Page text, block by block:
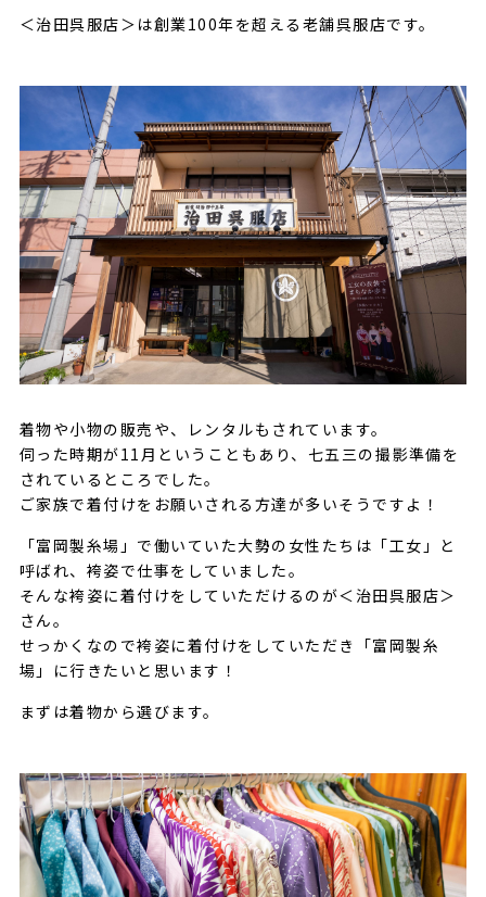
＜治田呉服店＞は創業100年を超える老舗呉服店です。
着物や小物の販売や、レンタルもされています。
伺った時期が11月ということもあり、七五三の撮影準備を
されているところでした。
ご家族で着付けをお願いされる方達が多いそうですよ！
「富岡製糸場」で働いていた大勢の女性たちは「工女」と
呼ばれ、袴姿で仕事をしていました。
そんな袴姿に着付けをしていただけるのが＜治田呉服店＞
さん。
せっかくなので袴姿に着付けをしていただき「富岡製糸
場」に行きたいと思います！
まずは着物から選びます。